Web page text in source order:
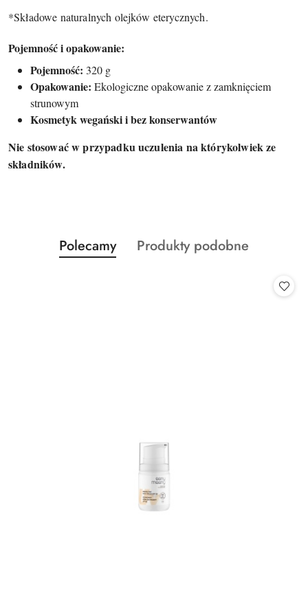
*Składowe naturalnych olejków eterycznych.
Pojemność i opakowanie:
Pojemność: 320 g
Opakowanie: Ekologiczne opakowanie z zamknięciem
strunowym
Kosmetyk wegański i bez konserwantów
Nie stosować w przypadku uczulenia na którykolwiek ze
składników.
Pomiń karuzelę produktów
Produkty
o
Polecamy
Produkty
Produkty podobne